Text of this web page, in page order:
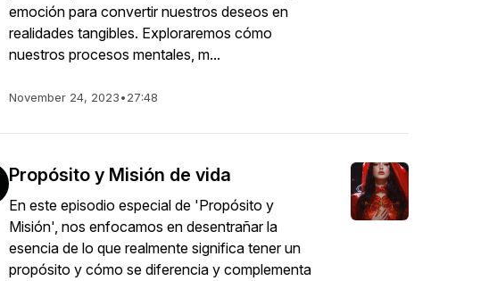
emoción para convertir nuestros deseos en
realidades tangibles. Exploraremos cómo
nuestros procesos mentales, m...
November 24, 2023•27:48
Propósito y Misión de vida
En este episodio especial de 'Propósito y
Misión', nos enfocamos en desentrañar la
esencia de lo que realmente significa tener un
propósito y cómo se diferencia y complementa